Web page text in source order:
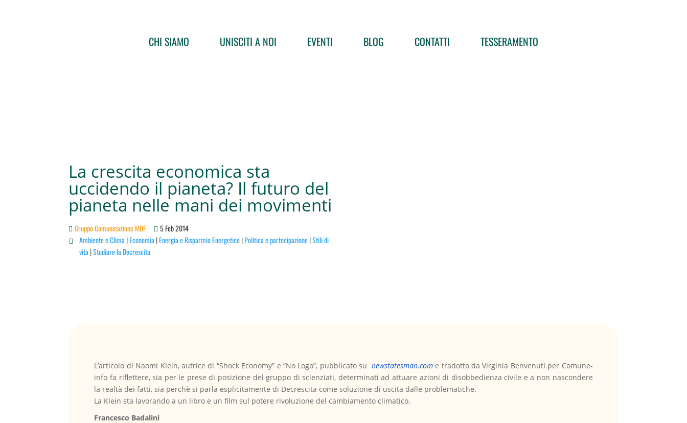
CHI SIAMO UNISCITI A NOI EVENTI BLOG CONTATTI TESSERAMENTO
La crescita economica sta
uccidendo il pianeta? Il futuro del
pianeta nelle mani dei movimenti
Gruppo Comunicazione MDF 5 Feb 2014
 Ambiente e Clima |Economia |Energia e Risparmio Energetico|Politica e partecipazione|Stili di
vita |Studiare la Decrescita
L’articolo di Naomi Klein, autrice di “Shock Economy” e “No Logo”, pubblicato su newstatesman.come tradotto da Virginia Benvenuti per Comune-
info fa riflettere, sia per le prese di posizione del gruppo di scienziati, determinati ad attuare azioni di disobbedienza civile e a non nascondere
la realtà dei fatti, sia perchè si parla esplicitamente di Decrescita come soluzione di uscita dalle problematiche.
La Klein sta lavorando a un libro e un film sul potere rivoluzione del cambiamento climatico.
Francesco Badalini